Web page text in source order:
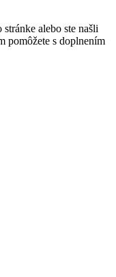
alebo ste našli
pomôžete s doplnením